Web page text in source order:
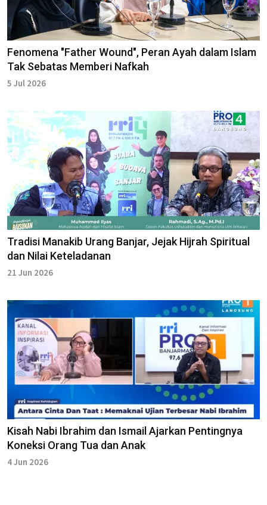
Fenomena "Father Wound", Peran Ayah dalam Islam
Tak Sebatas Memberi Nafkah
5 Jul 2026
Tradisi Manakib Urang Banjar, Jejak Hijrah Spiritual
dan Nilai Keteladanan
21 Jun 2026
Kisah Nabi Ibrahim dan Ismail Ajarkan Pentingnya
Koneksi Orang Tua dan Anak
4 Jun 2026